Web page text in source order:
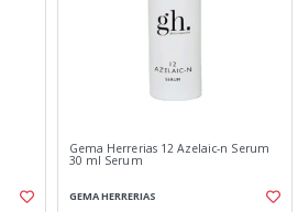
Gema Herrerias 12 Azelaic-n Serum
30 ml Serum
GEMA HERRERIAS